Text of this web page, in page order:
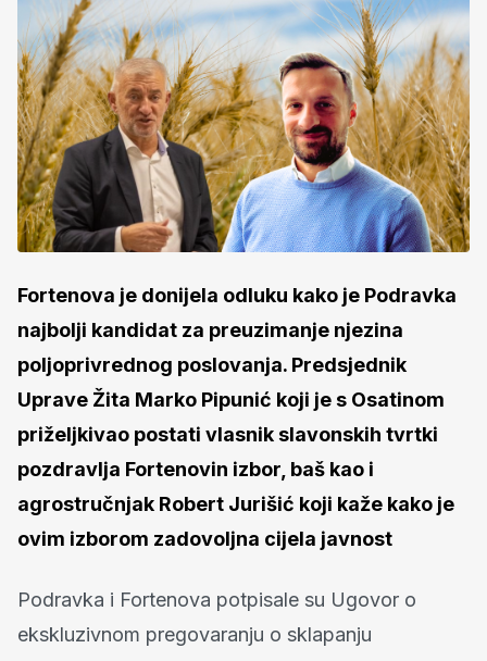
Fortenova je donijela odluku kako je Podravka
najbolji kandidat za preuzimanje njezina
poljoprivrednog poslovanja. Predsjednik
Uprave Žita Marko Pipunić koji je s Osatinom
priželjkivao postati vlasnik slavonskih tvrtki
pozdravlja Fortenovin izbor, baš kao i
agrostručnjak Robert Jurišić koji kaže kako je
ovim izborom zadovoljna cijela javnost
Podravka i Fortenova potpisale su Ugovor o
ekskluzivnom pregovaranju o sklapanju